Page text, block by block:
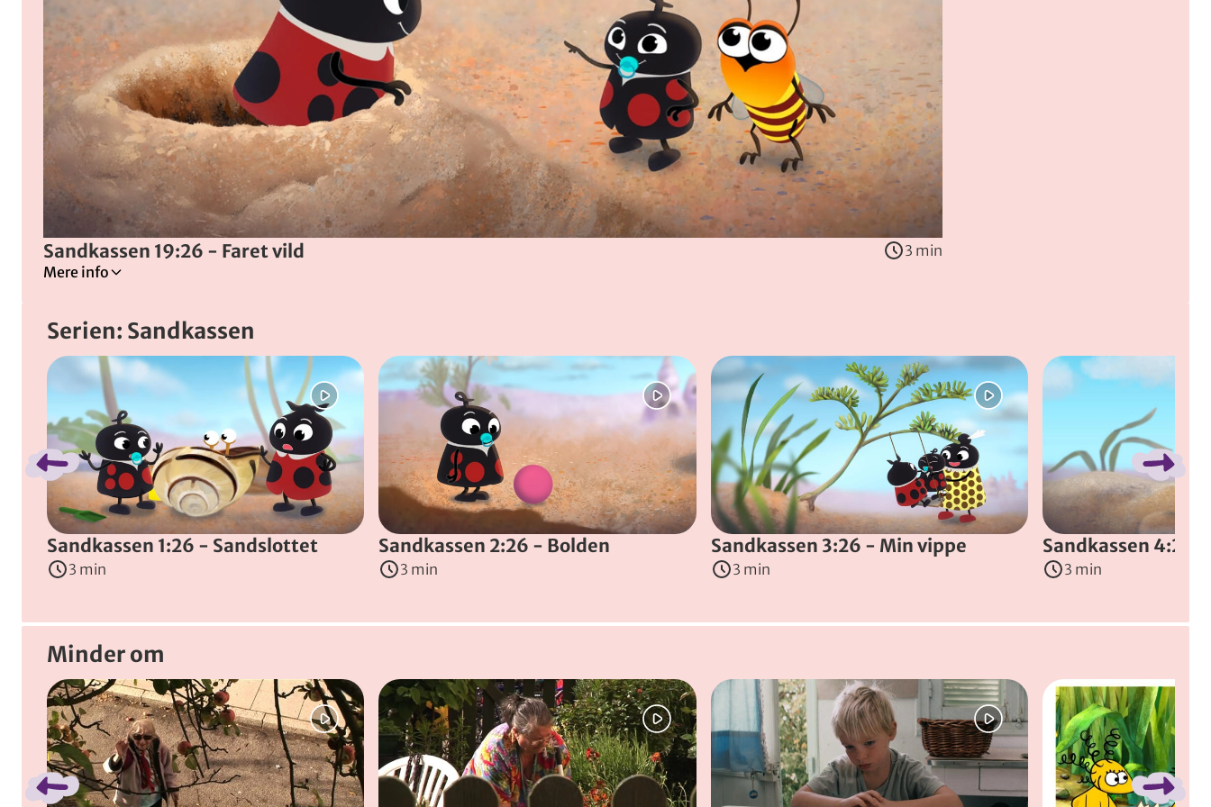
Sandkassen 19:26 - Faret vild
3 min
Mere info
Bror og Marie går på tur i sandkassen, men vinden udvisker deres fodspor, og pludselig kan de ikke finde vejen hjem. Heldigvis møder Bror en gravebi, som han kan lege
Instruktører :Carl Quist Møller &
Serien: Sandkassen
Spring bånd over
Sandkassen 1:26 - Sandslottet
3 min
Sandkassen 2:26 - Bolden
3 min
Sandkassen 3:26 - Min vippe
3 min
Sandkassen 4:26
3 min
Minder om
Spring bånd over